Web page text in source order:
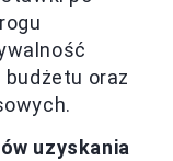
budżetu oraz
uzyskania